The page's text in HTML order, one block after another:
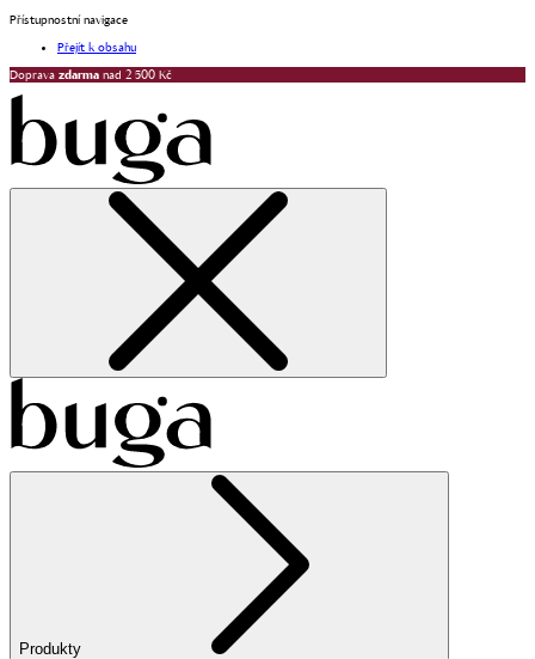
Přístupnostní navigace
Přejít k obsahu
Doprava zdarma nad 2 500 Kč
Produkty